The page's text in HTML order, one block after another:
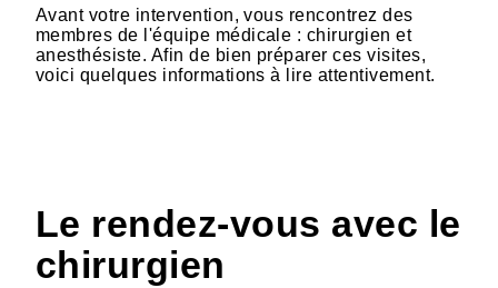
Avant votre intervention, vous rencontrez des
membres de l'équipe médicale : chirurgien et
anesthésiste. Afin de bien préparer ces visites,
voici quelques informations à lire attentivement.
Le rendez-vous avec le
chirurgien